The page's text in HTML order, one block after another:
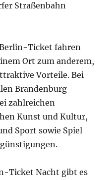
Straßenbahn
Ticket fahren
Ort zum anderem,
Vorteile. Bei
Brandenburg-
zahlreichen
Kunst und Kultur,
Sport sowie Spiel
Ticket Nacht gibt es